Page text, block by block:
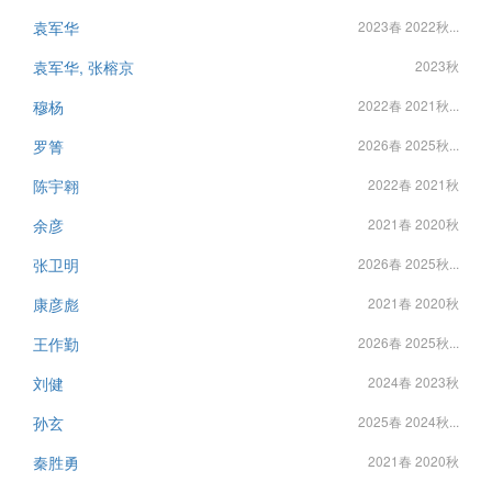
袁军华 2023春 2022秋...
袁军华, 张榕京 2023秋
穆杨 2022春 2021秋...
罗箐 2026春 2025秋...
陈宇翱 2022春 2021秋
余彦 2021春 2020秋
张卫明 2026春 2025秋...
康彦彪 2021春 2020秋
王作勤 2026春 2025秋...
刘健 2024春 2023秋
孙玄 2025春 2024秋...
秦胜勇 2021春 2020秋